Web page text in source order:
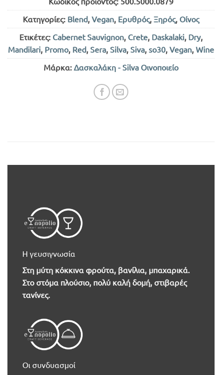
Κατηγορίες: Blend, Vegan, Ερυθρός, Ξηρός, Οίνος
Ετικέτες: Cabernet Sauvignon, Crete, Daskalaki, Dry,
Mandilari, Promo, Red, Sera, Silva, Siva, so30, Vegan, Wine
Μάρκα: Δασκαλάκη - Silva Οινοποιείο
Η γευσιγνωσία
Στη μύτη κόκκινα φρούτα, βανίλια, μπαχαρικά.
Στο στόμα πλούσιο, πολύ καλή δομή, στιβαρές
τανίνες.
Οι συνδυασμοί